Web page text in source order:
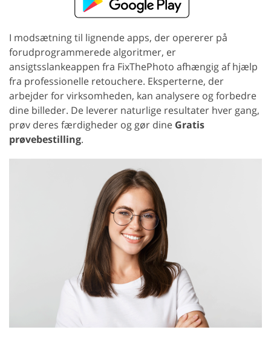
I modsætning til lignende apps, der opererer på
forudprogrammerede algoritmer, er
ansigtsslankeappen fra FixThePhoto afhængig af hjælp
fra professionelle retouchere. Eksperterne, der
arbejder for virksomheden, kan analysere og forbedre
dine billeder. De leverer naturlige resultater hver gang,
prøv deres færdigheder og gør dine Gratis
prøvebestilling.